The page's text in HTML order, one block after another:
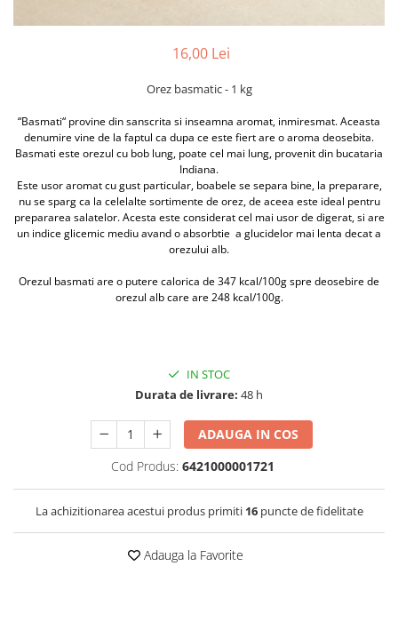
TOATE PRODUSELE
16,00 Lei
Orez basmatic - 1 kg
“Basmati“ provine din sanscrita si inseamna aromat, inmiresmat. Aceasta
denumire vine de la faptul ca dupa ce este fiert are o aroma deosebita.
Basmati este orezul cu bob lung, poate cel mai lung, provenit din bucataria
Indiana.
Este usor aromat cu gust particular, boabele se separa bine, la preparare,
nu se sparg ca la celelalte sortimente de orez, de aceea este ideal pentru
prepararea salatelor. Acesta este considerat cel mai usor de digerat, si are
un indice glicemic mediu avand o absorbtie a glucidelor mai lenta decat a
orezului alb.
Orezul basmati are o putere calorica de 347 kcal/100g spre deosebire de
orezul alb care are 248 kcal/100g.
IN STOC
Durata de livrare: 48 h
ADAUGA IN COS
Cod Produs: 6421000001721
La achizitionarea acestui produs primiti 16puncte de fidelitate
Adauga la Favorite